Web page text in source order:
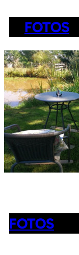
FOTOS
FOTOS